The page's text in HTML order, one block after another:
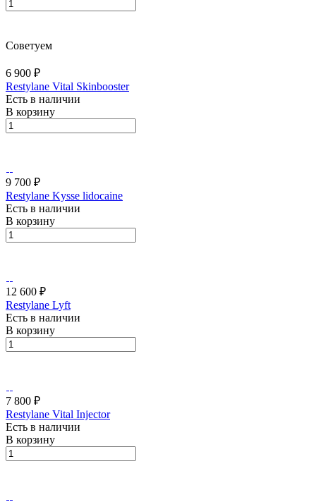
Советуем
6 900 ₽
Restylane Vital Skinbooster
Есть в наличии
В корзину
9 700 ₽
Restylane Kysse lidocaine
Есть в наличии
В корзину
12 600 ₽
Restylane Lyft
Есть в наличии
В корзину
7 800 ₽
Restylane Vital Injector
Есть в наличии
В корзину